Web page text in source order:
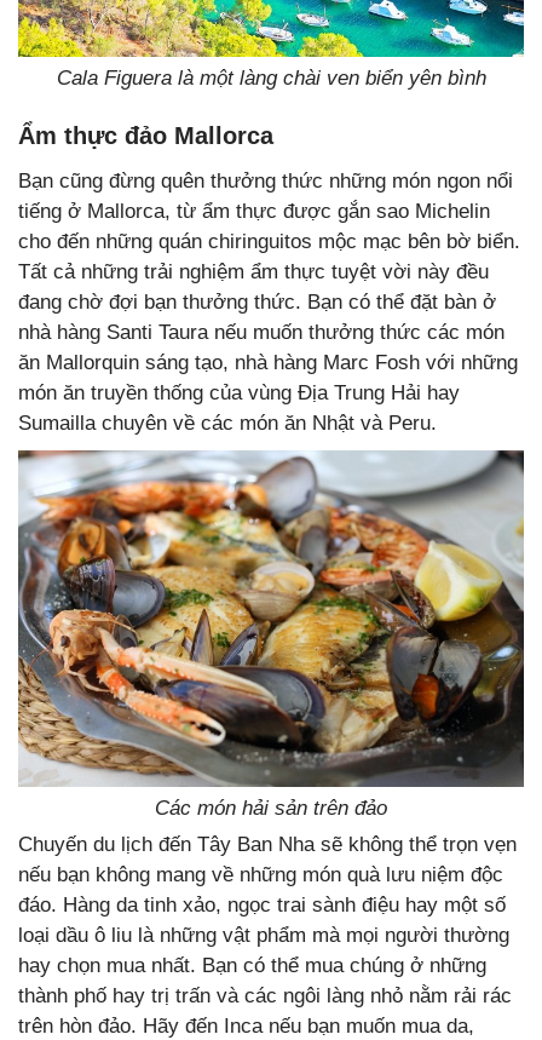
Cala Figuera là một làng chài ven biển yên bình
Ẩm thực đảo Mallorca
Bạn cũng đừng quên thưởng thức những món ngon nổi
tiếng ở Mallorca, từ ẩm thực được gắn sao Michelin
cho đến những quán chiringuitos mộc mạc bên bờ biển.
Tất cả những trải nghiệm ẩm thực tuyệt vời này đều
đang chờ đợi bạn thưởng thức. Bạn có thể đặt bàn ở
nhà hàng Santi Taura nếu muốn thưởng thức các món
ăn Mallorquin sáng tạo, nhà hàng Marc Fosh với những
món ăn truyền thống của vùng Địa Trung Hải hay
Sumailla chuyên về các món ăn Nhật và Peru.
Các món hải sản trên đảo
Chuyến du lịch đến Tây Ban Nha sẽ không thể trọn vẹn
nếu bạn không mang về những món quà lưu niệm độc
đáo. Hàng da tinh xảo, ngọc trai sành điệu hay một số
loại dầu ô liu là những vật phẩm mà mọi người thường
hay chọn mua nhất. Bạn có thể mua chúng ở những
thành phố hay trị trấn và các ngôi làng nhỏ nằm rải rác
trên hòn đảo. Hãy đến Inca nếu bạn muốn mua da,